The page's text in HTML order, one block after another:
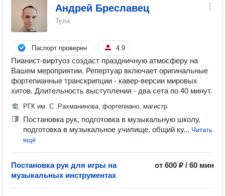
Андрей Бреславец
Тула
Паспорт проверен 4.9
Пианист-виртуоз создаст праздничную атмосферу на
Вашем мероприятии. Репертуар включает оригинальные
фортепианные транскрипции - кавер-версии мировых
хитов. Длительность выступления - два сета по 40 минут.
РГК им. С .Рахманинова, фортепиано, магистр
Постановка рук, подготовка в музыкальную школу,
подготовка в музыкальное училище, общий ку... Читать
ещё
Постановка рук для игры на
музыкальных инструментах
от 600 ₽ / 60 мин